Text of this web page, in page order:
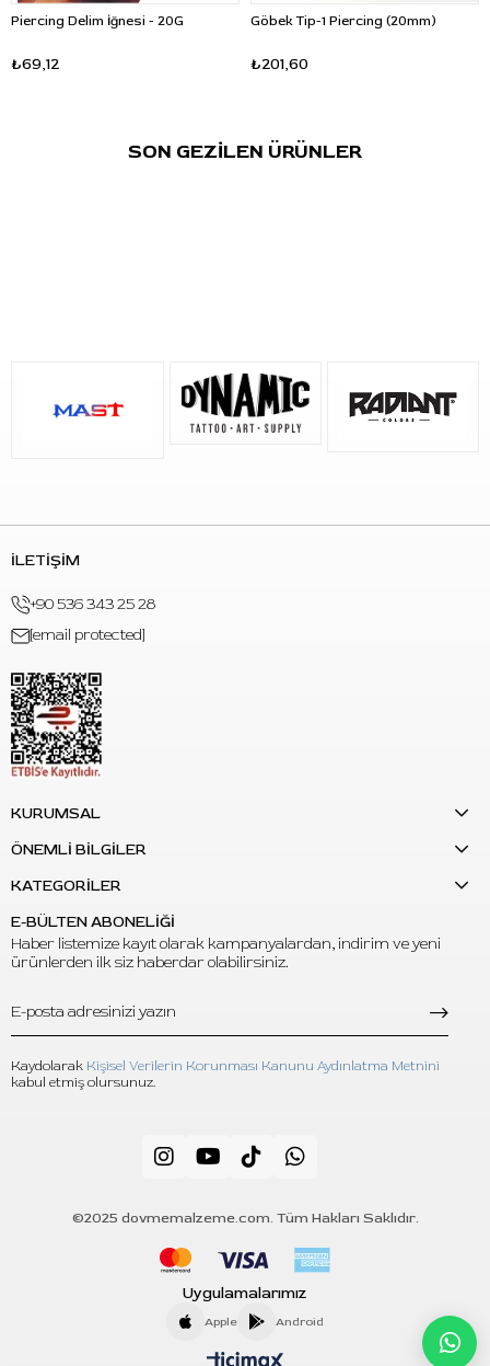
Piercing Delim İğnesi - 20G
₺69,12
Göbek Tip-1 Piercing (20mm)
₺201,60
SON GEZİLEN ÜRÜNLER
İLETİŞİM
+90 536 343 25 28
[email protected]
KURUMSAL
ÖNEMLİ BİLGİLER
KATEGORİLER
E-BÜLTEN ABONELİĞİ
Haber listemize kayıt olarak kampanyalardan, indirim ve yeni
ürünlerden ilk siz haberdar olabilirsiniz.
Kaydolarak Kişisel Verilerin Korunması Kanunu Aydınlatma Metnini
kabul etmiş olursunuz.
©2025 dovmemalzeme.com. Tüm Hakları Saklıdır.
Uygulamalarımız
Apple Android